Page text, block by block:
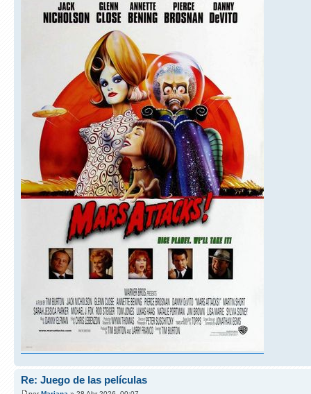
Re: Juego de las películas